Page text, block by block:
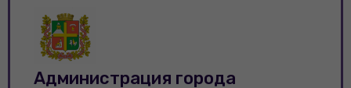
Администрация города